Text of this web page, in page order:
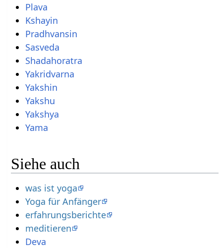
Plava
Kshayin
Pradhvansin
Sasveda
Shadahoratra
Yakridvarna
Yakshin
Yakshu
Yakshya
Yama
Siehe auch
was ist yoga
Yoga für Anfänger
erfahrungsberichte
meditieren
Deva